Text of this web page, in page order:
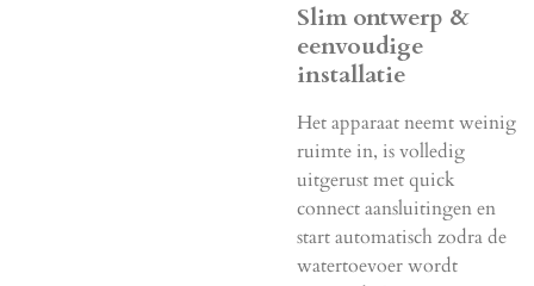
Slim ontwerp &
eenvoudige
installatie
Het apparaat neemt weinig
ruimte in, is volledig
uitgerust met quick
connect aansluitingen en
start automatisch zodra de
watertoevoer wordt